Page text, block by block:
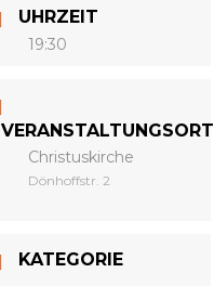
UHRZEIT
19:30
VERANSTALTUNGSORT
Christuskirche
Dönhoffstr. 2
KATEGORIE